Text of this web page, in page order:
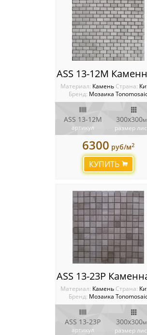
Материал: Камень Cтрана:
Бренд: Мозаика
ASS 13-12M
артикул
300х300
размер
6300 руб/м2
КУПИТЬ
Материал: Камень Cтрана:
Бренд: Мозаика
ASS 13-23P
артикул
300х300
размер